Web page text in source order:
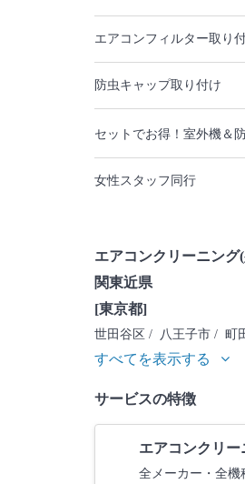
エアコンフィルター取り
防虫キャップ取り付け
セットでお得！室外機＆
女性スタッフ同行
エアコンクリーニング
関東近県
[東京都]
世田谷区 / 八王子市 / 町
すべてを表示する
サービスの特徴
エアコンクリー
全メーカー・全機